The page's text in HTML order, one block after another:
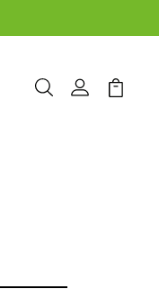
BuscarMi Cuenta
Mi